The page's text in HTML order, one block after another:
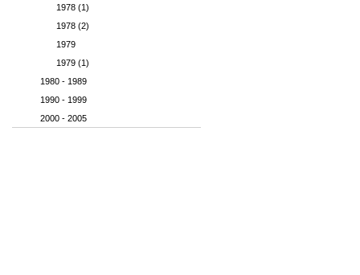
1978 (1)
1978 (2)
1979
1979 (1)
1980 - 1989
1990 - 1999
2000 - 2005